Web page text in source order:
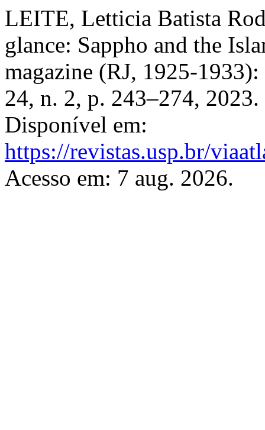
LEITE, Letticia Batista
glance: Sappho and the
magazine (RJ, 1925-
24, n. 2, p. 243–274,
Disponível em:
https://revistas.usp.br/
Acesso em: 7 aug. 2026.